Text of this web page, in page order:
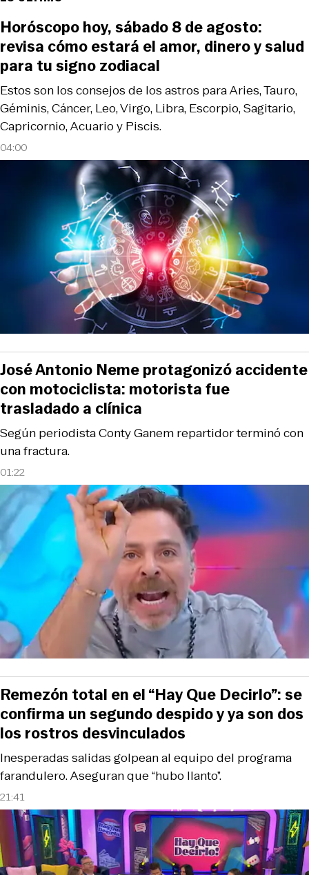
04:00
Estos son los consejos de los astros para Aries, Tauro,
Géminis, Cáncer, Leo, Virgo, Libra, Escorpio, Sagitario,
Capricornio, Acuario y Piscis.
Horóscopo hoy, sábado 8 de agosto:
revisa cómo estará el amor, dinero y salud
para tu signo zodiacal
01:22
Según periodista Conty Ganem repartidor terminó con
una fractura.
José Antonio Neme protagonizó accidente
con motociclista: motorista fue
trasladado a clínica
21:41
Inesperadas salidas golpean al equipo del programa
farandulero. Aseguran que “hubo llanto”.
Remezón total en el “Hay Que Decirlo”: se
confirma un segundo despido y ya son dos
los rostros desvinculados